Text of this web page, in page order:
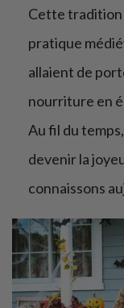
Cette tradition
pratique
allaient de
nourriture en
Au fil du
devenir la
connaissons